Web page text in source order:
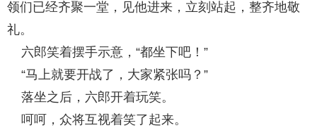
领们已经齐聚一堂，见他进来，立刻站起，整齐地敬
礼。
六郎笑着摆手示意，“都坐下吧！”
“马上就要开战了，大家紧张吗？”
落坐之后，六郎开着玩笑。
呵呵，众将互视着笑了起来。